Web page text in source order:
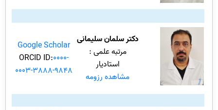
دکتر سلمان سلیمانی
مرتبه علمی :
استادیار
مشاهده رزومه
Google Scholar
ORCID ID:0000-
0003-3888-9848